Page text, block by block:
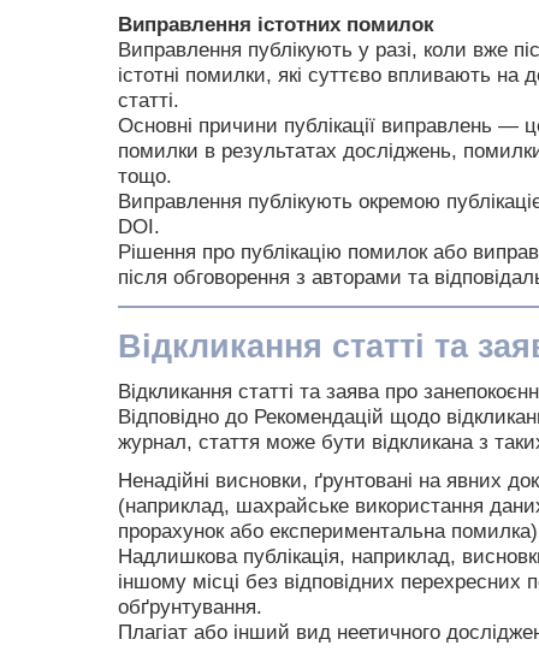
Виправлення істотних помилок
Виправлення публікують у разі, коли вже
істотні помилки, які суттєво впливають на
статті.
Основні причини публікації виправлень —
помилки в результатах досліджень,
тощо.
Виправлення публікують окремою
DOI.
Рішення про публікацію помилок або
після обговорення з авторами та
Відкликання статті та
Відкликання статті та заява про
Відповідно до Рекомендацій щодо
журнал, стаття може бути відкликана з
Ненадійні висновки, ґрунтовані на явних
(наприклад, шахрайське використання
прорахунок або експериментальна
Надлишкова публікація, наприклад,
іншому місці без відповідних перехресних
обґрунтування.
Плагіат або інший вид неетичного